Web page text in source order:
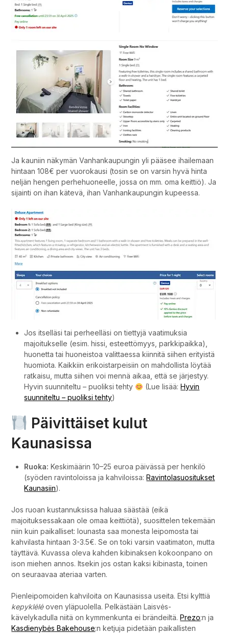
Ja kauniin näkymän Vanhankaupungin yli pääsee ihailemaan
hintaan 108€ per vuorokausi (tosin se on varsin hyvä hinta
neljän hengen perhehuoneelle, jossa on mm. oma keittiö). Ja
sijainti on ihan kätevä, ihan Vanhankaupungin kupeessa.
Jos itselläsi tai perheelläsi on tiettyjä vaatimuksia
majoitukselle (esim. hissi, esteettömyys, parkkipaikka),
huonetta tai huoneistoa valittaessa kiinnitä siihen erityistä
huomiota. Kaikkiin erikoistarpeisiin on mahdollista löytää
ratkaisu, mutta siihen voi mennä aikaa, että se järjestyy.
Hyvin suunniteltu – puoliksi tehty
(Lue lisää: Hyvin
suunniteltu – puoliksi tehty)
Päivittäiset kulut
Kaunasissa
Ruoka: Keskimäärin 10–25 euroa päivässä per henkilö
(syöden ravintoloissa ja kahviloissa: Ravintolasuositukset
Kaunasiin).
Jos ruoan kustannuksissa haluaa säästää (eikä
majoituksessakaan ole omaa keittiötä), suosittelen tekemään
niin kuin paikalliset: lounasta saa monesta leipomosta tai
kahvilasta hintaan 3-3.5€. Se on toki varsin vaatimaton, mutta
täyttävä. Kuvassa oleva kahden kibinaksen kokoonpano on
ison miehen annos. Itsekin jos ostan kaksi kibinasta, toinen
on seuraavaa ateriaa varten.
Pienleipomoiden kahviloita on Kaunasissa useita. Etsi kylttiä
kepyklėlėoven yläpuolella. Pelkästään Laisvės-
kävelykadulla niitä on kymmenkunta ei brändeiltä. Prezo:n ja
Kasdienybės Bakehouse:n ketjuja pidetään paikallisten